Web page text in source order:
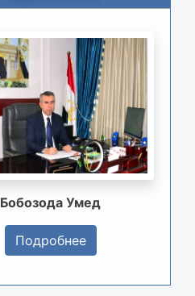
Бобозода Умед
Подробнее